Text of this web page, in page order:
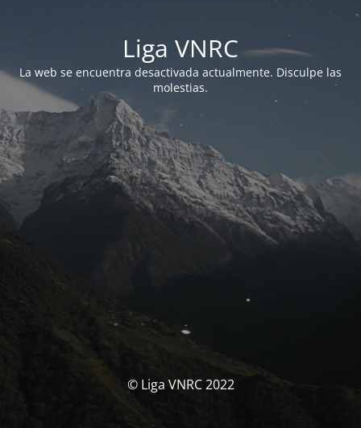
Liga VNRC
La web se encuentra desactivada actualmente. Disculpe las
molestias.
© Liga VNRC 2022